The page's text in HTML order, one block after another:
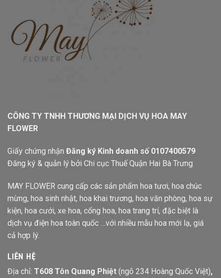
CÔNG TY TNHH THƯƠNG MẠI DỊCH VỤ HOA MAY
FLOWER
Giấy chứng nhận Đăng ký Kinh doanh số 0107400579
Đăng ký & quản lý bởi Chi cục Thuế Quận Hai Bà Trưng
MAY FLOWER cung cấp các sản phẩm hoa tươi, hoa chúc
mừng, hoa sinh nhật, hoa khai trương, hoa văn phòng, hoa sự
kiện, hoa cưới, xe hoa, cổng hoa, hoa trang trí, đặc biệt là
dịch vụ điện hoa toàn quốc …với nhiều mẫu hoa mới lạ, giá
cả hợp lý.
LIÊN HỆ
Địa chỉ: T608 Tôn Quang Phiệt (ngõ 234 Hoàng Quốc Việt),